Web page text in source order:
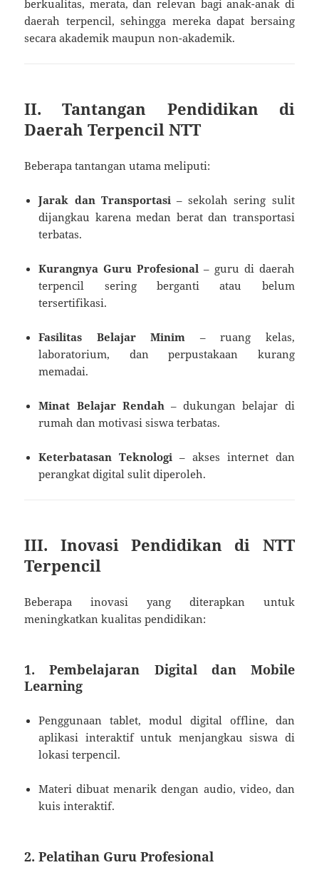
berkualitas, merata, dan relevan bagi anak-anak di
daerah terpencil, sehingga mereka dapat bersaing
secara akademik maupun non-akademik.
II. Tantangan Pendidikan di
Daerah Terpencil NTT
Beberapa tantangan utama meliputi:
Jarak dan Transportasi– sekolah sering sulit
dijangkau karena medan berat dan transportasi
terbatas.
Kurangnya Guru Profesional – guru di daerah
terpencil sering berganti atau belum
tersertifikasi.
Fasilitas Belajar Minim – ruang kelas,
laboratorium, dan perpustakaan kurang
memadai.
Minat Belajar Rendah– dukungan belajar di
rumah dan motivasi siswa terbatas.
Keterbatasan Teknologi – akses internet dan
perangkat digital sulit diperoleh.
III. Inovasi Pendidikan di NTT
Terpencil
Beberapa inovasi yang diterapkan untuk
meningkatkan kualitas pendidikan:
1. Pembelajaran Digital dan Mobile
Learning
Penggunaan tablet, modul digital offline, dan
aplikasi interaktif untuk menjangkau siswa di
lokasi terpencil.
Materi dibuat menarik dengan audio, video, dan
kuis interaktif.
2. Pelatihan Guru Profesional